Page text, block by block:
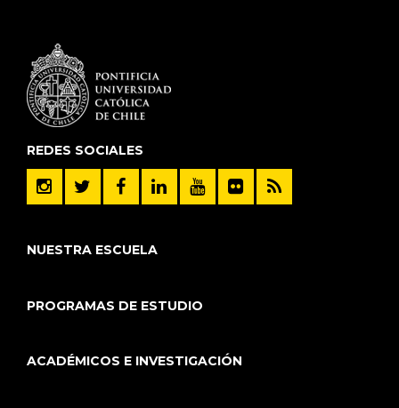
REDES SOCIALES
NUESTRA ESCUELA
PROGRAMAS DE ESTUDIO
ACADÉMICOS E INVESTIGACIÓN